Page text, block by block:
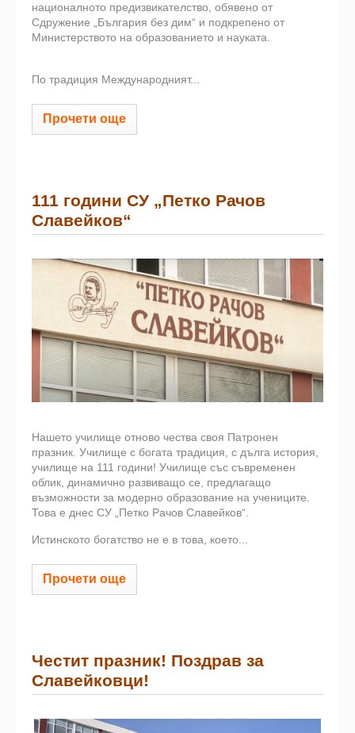
националното предизвикателство, обявено от
Сдружение „България без дим“ и подкрепено от
Министерството на образованието и науката.
По традиция Международният...
Прочети още
111 години СУ „Петко Рачов
Славейков“
Нашето училище отново чества своя Патронен
празник. Училище с богата традиция, с дълга история,
училище на 111 години! Училище със съвременен
облик, динамично развиващо се, предлагащо
възможности за модерно образование на учениците.
Това е днес СУ „Петко Рачов Славейков“.
Истинското богатство не е в това, което...
Прочети още
Честит празник! Поздрав за
Славейковци!